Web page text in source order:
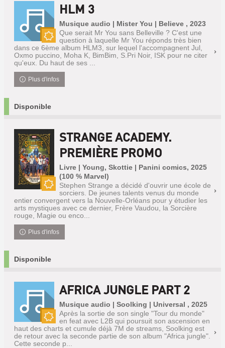
Nouveauté
HLM 3
Musique audio | Mister You | Believe , 2023
Que serait Mr You sans Belleville ? C'est une
question à laquelle Mr You réponds très bien
dans ce 6ème album HLM3, sur lequel l'accompagnent Jul,
Oxmo puccino, Moha K, BimBim, S.Pri Noir, ISK pour ne citer
qu'eux. Du haut de ses ...
Plus d'infos
Disponible
STRANGE ACADEMY.
PREMIÈRE PROMO
Livre | Young, Skottie | Panini comics, 2025
(100 % Marvel)
Stephen Strange a décidé d'ouvrir une école de
sorciers. De jeunes talents venus du monde
entier convergent vers la Nouvelle-Orléans pour y étudier les
arts mystiques avec ce dernier, Frère Vaudou, la Sorcière
rouge, Magie ou enco...
Plus d'infos
Disponible
Nouveauté
AFRICA JUNGLE PART 2
Musique audio | Soolking | Universal , 2025
Après la sortie de son single "Tour du monde"
en feat avec L2B qui poursuit son ascension en
haut des charts et cumule déjà 7M de streams, Soolking est
de retour avec la seconde partie de son album "Africa jungle".
Cette seconde p...